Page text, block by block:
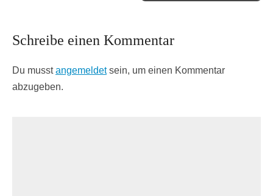
Schreibe einen Kommentar
Du musstangemeldetsein, um einen Kommentar
abzugeben.